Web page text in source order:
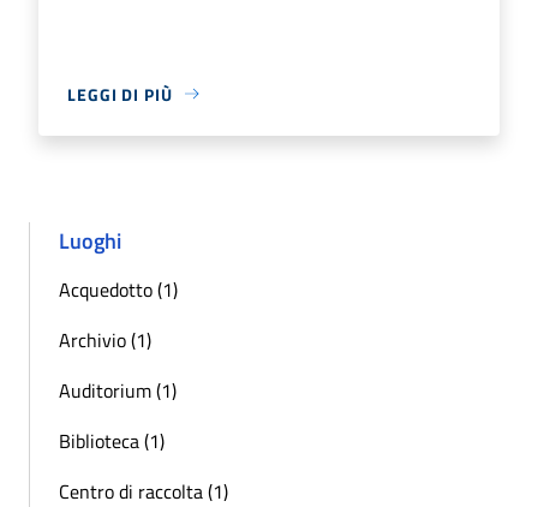
LEGGI DI PIÙ
Luoghi
Acquedotto (1)
Archivio (1)
Auditorium (1)
Biblioteca (1)
Centro di raccolta (1)